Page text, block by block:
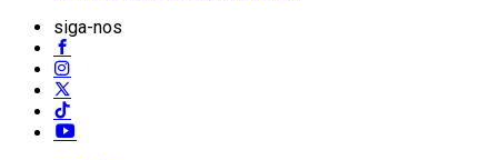
siga-nos